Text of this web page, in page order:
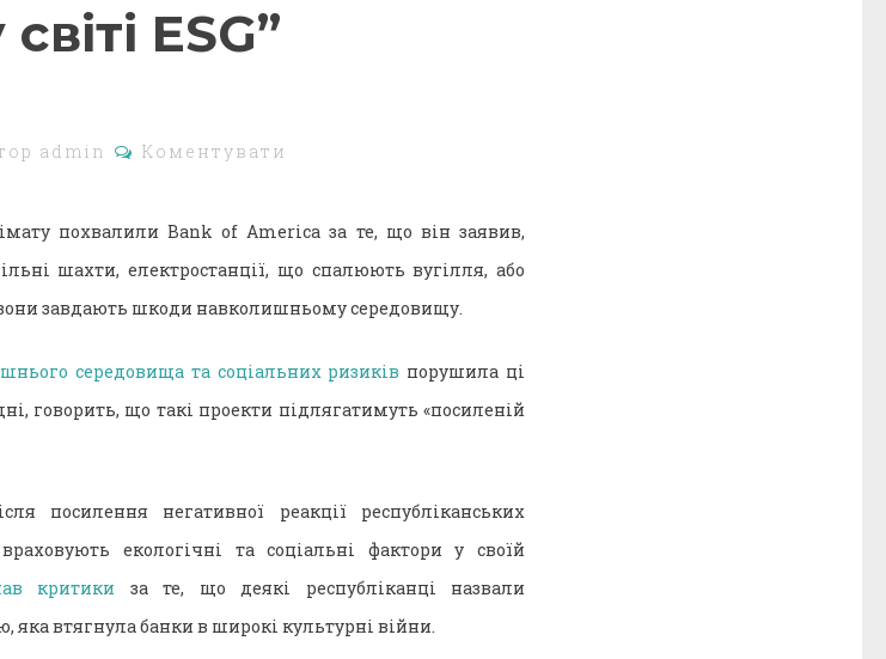
ESG”
admin Коментувати
похвалили Bank of America за те, що він заявив,
шахти, електростанції, що спалюють вугілля, або
завдають шкоди навколишньому середовищу.
середовища та соціальних ризиків порушила ці
говорить, що такі проекти підлягатимуть «посиленій
посилення негативної реакції республіканських
екологічні та соціальні фактори у своїй
критики за те, що деякі республіканці назвали
втягнула банки в широкі культурні війни.